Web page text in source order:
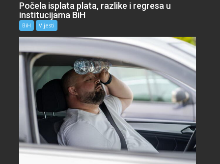
Počela isplata plata, razlike i regresa u
institucijama BiH
BiH Vijesti